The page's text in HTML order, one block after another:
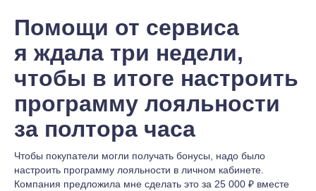
Помощи от сервиса
я ждала три недели,
чтобы в итоге настроить
программу лояльности
за полтора часа
Чтобы покупатели могли получать бонусы, надо было
настроить программу лояльности в личном кабинете.
Компания предложила мне сделать это за 25 000 ₽ вместе